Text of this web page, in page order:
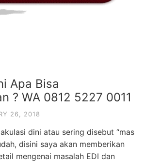
Apa Bisa
? WA 0812 5227 0011
26, 2018
dini atau sering disebut “mas
disini saya akan memberikan
mengenai masalah EDI dan